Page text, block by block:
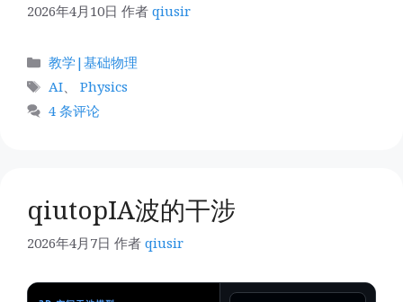
2026年4月10日 作者 qiusir
分
类
教学|基础物理
标
签
AI
Physics
4 条评论
qiutopIA波的干涉
2026年4月7日 作者 qiusir